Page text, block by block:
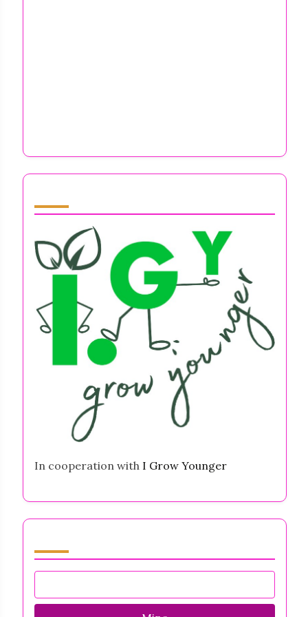
In cooperation with I Grow Younger